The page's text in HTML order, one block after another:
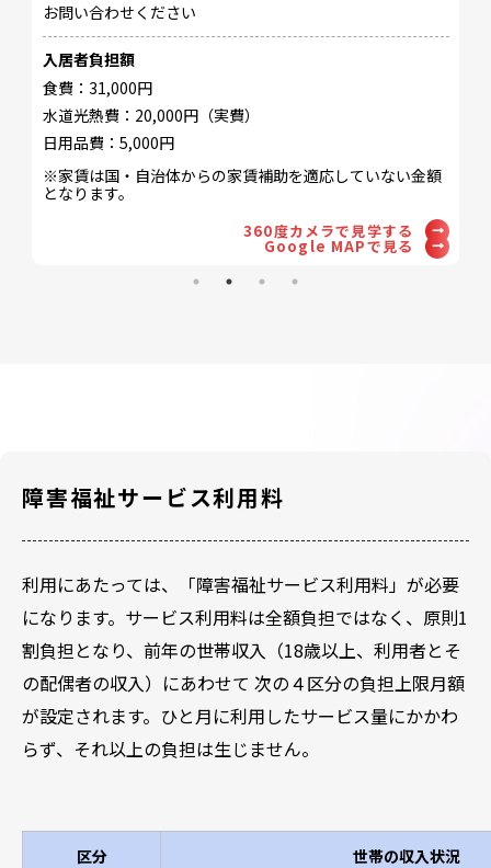
お問い合わせください
入居者負担額
食費：31,000円
水道光熱費：20,000円（実費）
日用品費：5,000円
※家賃は国・自治体からの家賃補助を適応していない金額
となります。
360度カメラで見学する
Google MAPで見る
障害福祉サービス利用料
利用にあたっては、「障害福祉サービス利用料」が必要
になります。サービス利用料は全額負担ではなく、原則1
割負担となり、前年の世帯収入（18歳以上、利用者とそ
の配偶者の収入）にあわせて 次の４区分の負担上限月額
が設定されます。ひと月に利用したサービス量にかかわ
らず、それ以上の負担は生じません。
区分 世帯の収入状況